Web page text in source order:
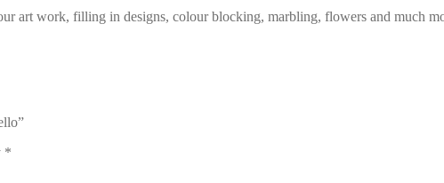
art work, filling in designs, colour blocking, marbling, flowers and much
*